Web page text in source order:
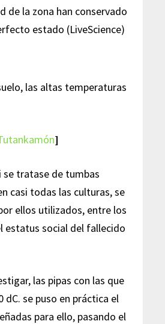
de la zona han conservado
estado (LiveScience)
las altas temperaturas
]
se tratase de tumbas
casi todas las culturas, se
ellos utilizados, entre los
estatus social del fallecido
las pipas con las que
se puso en práctica el
para ello, pasando el